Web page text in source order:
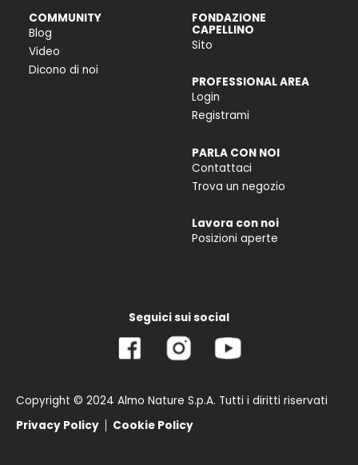
COMMUNITY
Blog
Video
Dicono di noi
FONDAZIONE
CAPELLINO
Sito
PROFESSIONAL AREA
Login
Registrami
PARLA CON NOI
Contattaci
Trova un negozio
Lavora con noi
Posizioni aperte
Seguici sui social
Copyright © 2024 Almo Nature S.p.A. Tutti i diritti riservati
Privacy Policy
Cookie Policy